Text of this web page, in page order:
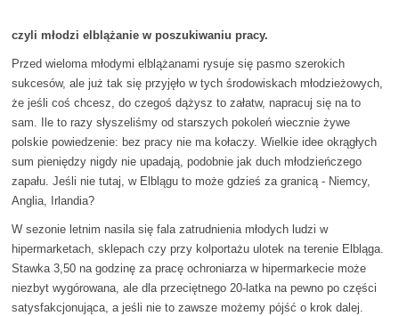
czyli młodzi elblążanie w poszukiwaniu pracy.
Przed wieloma młodymi elblążanami rysuje się pasmo szerokich
sukcesów, ale już tak się przyjęło w tych środowiskach młodzieżowych,
że jeśli coś chcesz, do czegoś dążysz to załatw, napracuj się na to
sam. Ile to razy słyszeliśmy od starszych pokoleń wiecznie żywe
polskie powiedzenie: bez pracy nie ma kołaczy. Wielkie idee okrągłych
sum pieniędzy nigdy nie upadają, podobnie jak duch młodzieńczego
zapału. Jeśli nie tutaj, w Elblągu to może gdzieś za granicą - Niemcy,
Anglia, Irlandia?
W sezonie letnim nasila się fala zatrudnienia młodych ludzi w
hipermarketach, sklepach czy przy kolportażu ulotek na terenie Elbląga.
Stawka 3,50 na godzinę za pracę ochroniarza w hipermarkecie może
niezbyt wygórowana, ale dla przeciętnego 20-latka na pewno po części
satysfakcjonująca, a jeśli nie to zawsze możemy pójść o krok dalej.